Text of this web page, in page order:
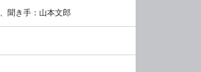
聞き手：山本文郎